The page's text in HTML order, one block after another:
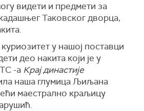
видети и предмети за
Таковског дворца,
у нашој поставци
део накита који је у
-а Крај династије
наша глумица Љиљана
маестрално краљицу